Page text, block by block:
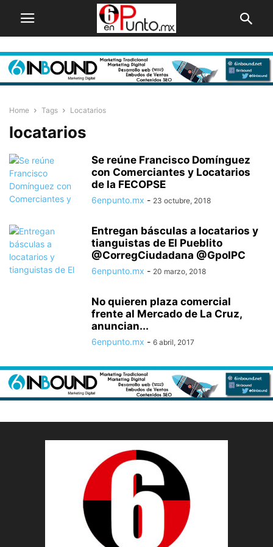
Home Tags Locatarios
locatarios
Se reúne Francisco Domínguez
con Comerciantes y Locatarios
de la FECOPSE
6enpunto.mx - 23 octubre, 2018
Entregan básculas a locatarios y
tianguistas de El Pueblito
@CorregCiudadana @GpoIPC
6enpunto.mx - 20 marzo, 2018
No quieren plaza comercial
frente al Mercado de La Cruz,
anuncian...
6enpunto.mx - 6 abril, 2017